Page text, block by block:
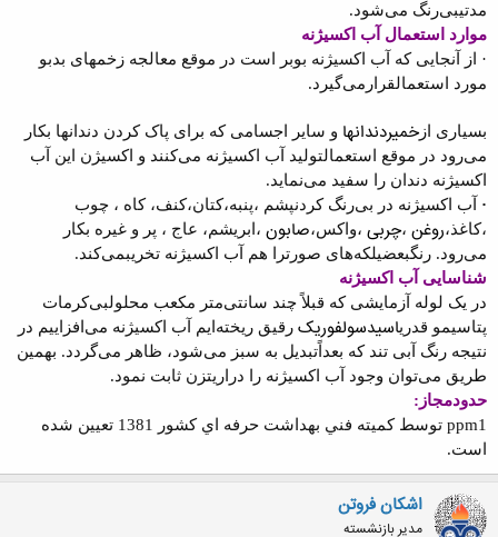
مدتیبی‌رنگ می‌شود.
موارد استعمال آب اکسيژنه
· از آنجايی که آب اکسيژنه بوبر است در موقع معالجه زخمهای بدبو
مورد استعمالقرارمی‌گيرد.
بسياری از خميردندانها و ساير اجسامی که برای پاک کردن دندانها بکار
می‌رود در موقع استعمالتوليد آب اکسيژنه می‌کنند و اکسيژن اين آب
اکسيژنه دندان را سفيد می‌نمايد.
·
آب اکسيژنه در بی‌رنگ کردنپشم ،پنبه،کتان،کنف، کاه ، چوب
،کاغذ،روغن ،چربی ،واکس،صابون ، ابريشم، عاج ، پر و غيره بکار
می‌رود. رنگبعضیلکه‌های صورترا هم آب اکسيژنه تخريبمی‌کند.
شناسایی آب اکسيژنه
در يک لوله آزمايشی که قبلاً چند سانتی‌متر مکعب محلولبی‌کرمات
پتاسيمو قدریاسيدسولفوريک رقيق ريخته‌ايم آب اکسيژنه می‌افزاييم در
نتيجه رنگ آبی تند که بعداً تبديل به سبز می‌شود، ظاهر می‌گردد. بهمين
طريق می‌توان وجود آب اکسيژنه را در اريتزن ثابت نمود.
حدودمجاز:
ppm
1 توسط كميته فني بهداشت حرفه اي كشور 1381 تعيين شده
است.
اشکان فروتن
مدیر بازنشسته